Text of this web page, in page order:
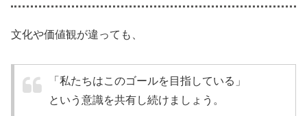
文化や価値観が違っても、
「私たちはこのゴールを目指している」
という意識を共有し続けましょう。